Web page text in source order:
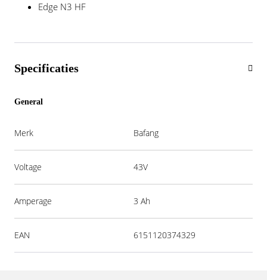
Edge N3 HF
Specificaties
General
Merk Bafang
Voltage 43V
Amperage 3 Ah
EAN 6151120374329